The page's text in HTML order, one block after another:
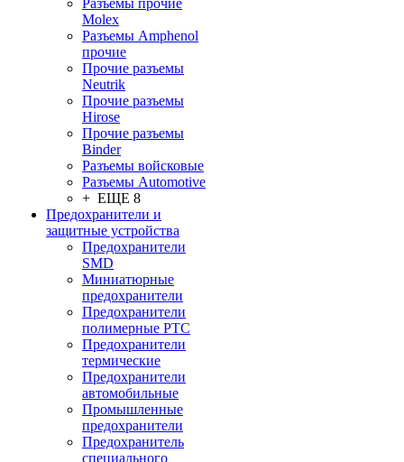
Разъемы прочие
Molex
Разъемы Amphenol
прочие
Прочие разъемы
Neutrik
Прочие разъемы
Hirose
Прочие разъемы
Binder
Разъемы войсковые
Разъeмы Automotive
+ ЕЩЕ 8
Предохранители и
защитные устройства
Предохранители
SMD
Миниатюрные
предохранители
Предохранители
полимерные PTC
Предохранители
термические
Предохранители
автомобильные
Промышленные
предохранители
Предохранитель
специального